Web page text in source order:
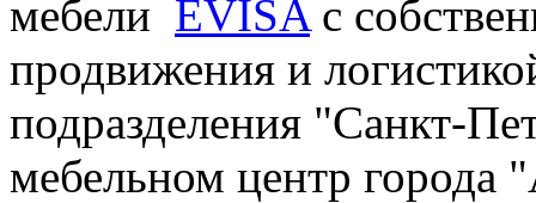
мебели EVISAс
продвижения и
подразделения "Санкт-
мебельном центр города